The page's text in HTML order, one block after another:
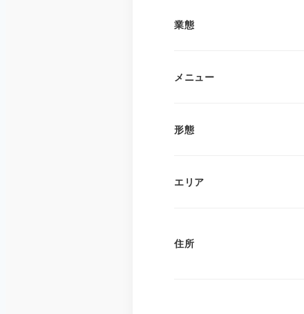
業態
メニュー
形態
エリア
住所